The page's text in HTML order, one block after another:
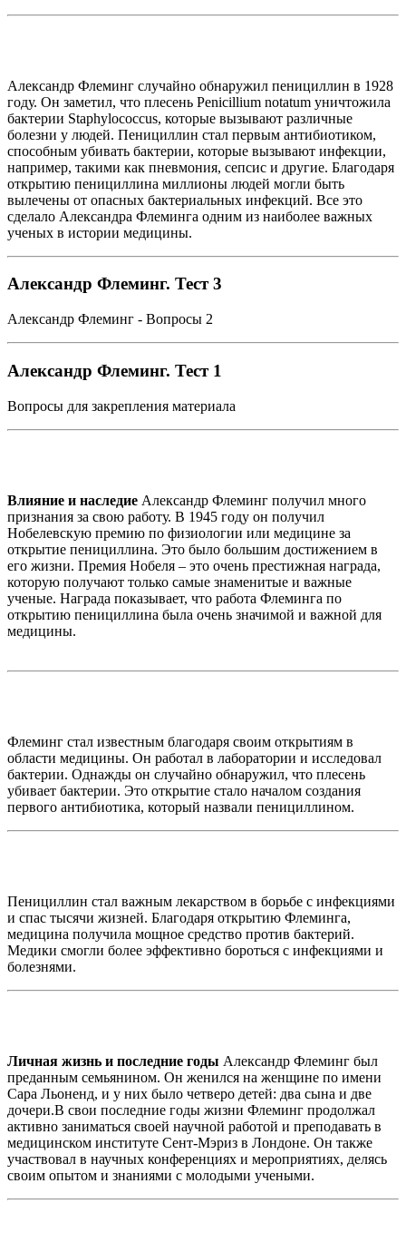
Александр Флеминг случайно обнаружил пенициллин в 1928
году. Он заметил, что плесень Penicillium notatum уничтожила
бактерии Staphylococcus, которые вызывают различные
болезни у людей. Пенициллин стал первым антибиотиком,
способным убивать бактерии, которые вызывают инфекции,
например, такими как пневмония, сепсис и другие. Благодаря
открытию пенициллина миллионы людей могли быть
вылечены от опасных бактериальных инфекций. Все это
сделало Александра Флеминга одним из наиболее важных
ученых в истории медицины.
Александр Флеминг. Тест 3
Александр Флеминг - Вопросы 2
Александр Флеминг. Тест 1
Вопросы для закрепления материала
Влияние и наследие Александр Флеминг получил много
признания за свою работу. В 1945 году он получил
Нобелевскую премию по физиологии или медицине за
открытие пенициллина. Это было большим достижением в
его жизни. Премия Нобеля – это очень престижная награда,
которую получают только самые знаменитые и важные
ученые. Награда показывает, что работа Флеминга по
открытию пенициллина была очень значимой и важной для
медицины.
Флеминг стал известным благодаря своим открытиям в
области медицины. Он работал в лаборатории и исследовал
бактерии. Однажды он случайно обнаружил, что плесень
убивает бактерии. Это открытие стало началом создания
первого антибиотика, который назвали пенициллином.
Пенициллин стал важным лекарством в борьбе с инфекциями
и спас тысячи жизней. Благодаря открытию Флеминга,
медицина получила мощное средство против бактерий.
Медики смогли более эффективно бороться с инфекциями и
болезнями.
Личная жизнь и последние годы Александр Флеминг был
преданным семьянином. Он женился на женщине по имени
Сара Льоненд, и у них было четверо детей: два сына и две
дочери.В свои последние годы жизни Флеминг продолжал
активно заниматься своей научной работой и преподавать в
медицинском институте Сент-Мэриз в Лондоне. Он также
участвовал в научных конференциях и мероприятиях, делясь
своим опытом и знаниями с молодыми учеными.